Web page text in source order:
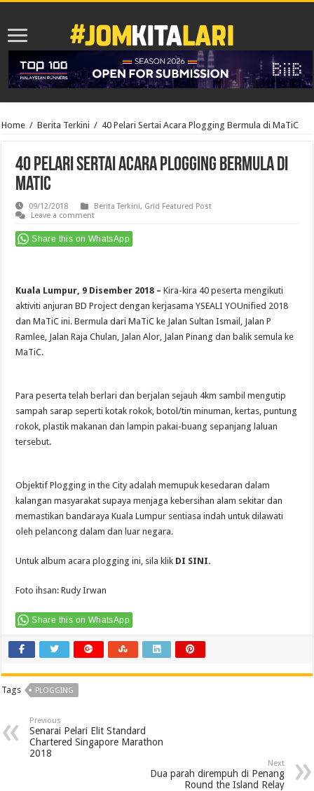
Home / Berita Terkini / 40 Pelari Sertai Acara Plogging Bermula di MaTiC
40 Pelari Sertai Acara Plogging Bermula di
MaTiC
09/12/2018 Berita Terkini, Grid Featured Post
Leave a comment
Share this on WhatsApp
Kuala Lumpur, 9 Disember 2018 – Kira-kira 40 peserta mengikuti
aktiviti anjuran BD Project dengan kerjasama YSEALI YOUnified 2018
dan MaTiC ini. Bermula dari MaTiC ke Jalan Sultan Ismail, Jalan P
Ramlee, Jalan Raja Chulan, Jalan Alor, Jalan Pinang dan balik semula ke
MaTiC.
Para peserta telah berlari dan berjalan sejauh 4km sambil mengutip
sampah sarap seperti kotak rokok, botol/tin minuman, kertas, puntung
rokok, plastik makanan dan lampin pakai-buang sepanjang laluan
tersebut.
Objektif Plogging in the City adalah memupuk kesedaran dalam
kalangan masyarakat supaya menjaga kebersihan alam sekitar dan
memastikan bandaraya Kuala Lumpur sentiasa indah untuk dilawati
oleh pelancong dalam dan luar negara.
Untuk album acara plogging ini, sila klik DI SINI.
Foto ihsan: Rudy Irwan
Share this on WhatsApp
Tags PLOGGING
Previous
Senarai Pelari Elit Standard
Chartered Singapore Marathon
2018
Next
Dua parah dirempuh di Penang
Round the Island Relay